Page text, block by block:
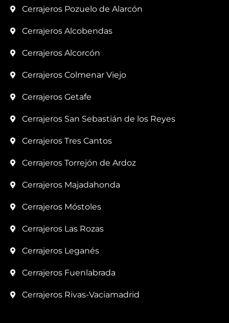
Cerrajeros Pozuelo de Alarcón
Cerrajeros Alcobendas
Cerrajeros Alcorcón
Cerrajeros Colmenar Viejo
Cerrajeros Getafe
Cerrajeros San Sebastián de los Reyes
Cerrajeros Tres Cantos
Cerrajeros Torrejón de Ardoz
Cerrajeros Majadahonda
Cerrajeros Móstoles
Cerrajeros Las Rozas
Cerrajeros Leganés
Cerrajeros Fuenlabrada
Cerrajeros Rivas-Vaciamadrid